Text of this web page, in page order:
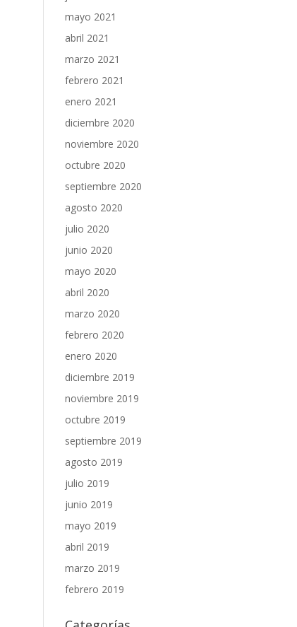
mayo 2021
abril 2021
marzo 2021
febrero 2021
enero 2021
diciembre 2020
noviembre 2020
octubre 2020
septiembre 2020
agosto 2020
julio 2020
junio 2020
mayo 2020
abril 2020
marzo 2020
febrero 2020
enero 2020
diciembre 2019
noviembre 2019
octubre 2019
septiembre 2019
agosto 2019
julio 2019
junio 2019
mayo 2019
abril 2019
marzo 2019
febrero 2019